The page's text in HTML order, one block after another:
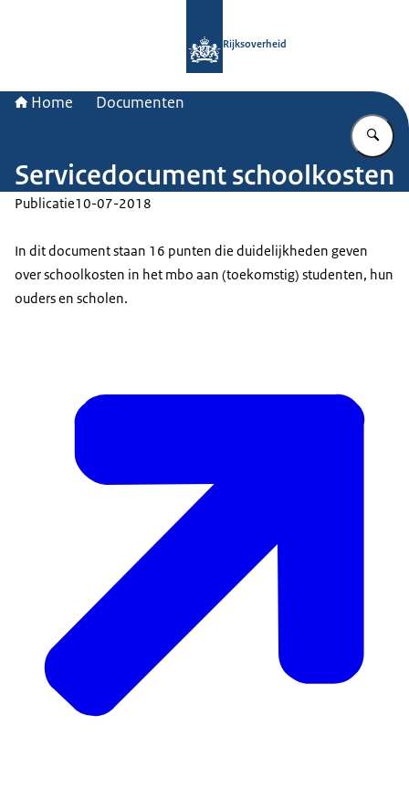
Rijksoverheid
Home Documenten
Servicedocument schoolkosten
Publicatie10-07-2018
In dit document staan 16 punten die duidelijkheden geven
over schoolkosten in het mbo aan (toekomstig) studenten, hun
ouders en scholen.